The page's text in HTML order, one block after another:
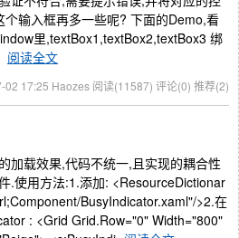
输入框再多一些呢? 下面的Demo,看
里,textBox1,textBox2,textBox3 绑
阅读全文
02 17:25 Haozes 阅读(11587) 评论(0) 推荐(2)
加载效果,代码不统一,且实现的耦合性
.使用方法:1.添加: <ResourceDictionar
BusyIndicator.xaml"/>2.在
: <Grid Grid.Row="0" Width="800"